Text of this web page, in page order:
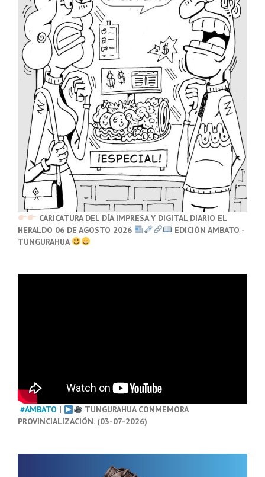
CARICATURA DEL DÍA IMPRESA Y DIGITAL DIARIO EL
HERALDO 06 DE AGOSTO 2026
EDICIÓN AMBATO -
TUNGURAHUA
#AMBATO |
TUNGURAHUA CONMEMORA
PROVINCIALIZACIÓN. (03-07-2026)